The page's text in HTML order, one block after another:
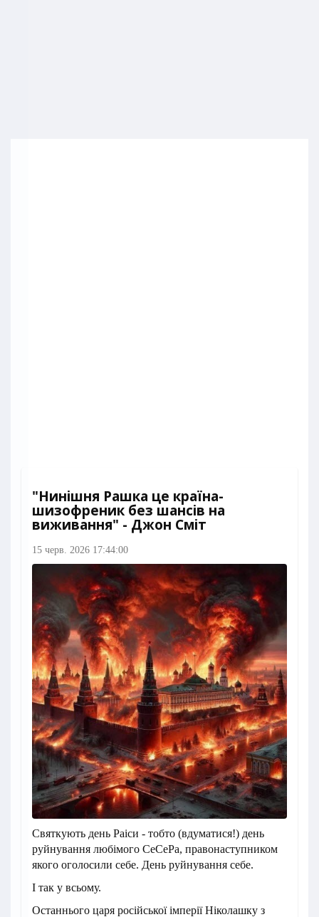
"Нинішня Рашка це країна-
шизофреник без шансів на
виживання" - Джон Сміт
15 черв. 2026 17:44:00
Святкують день Раіси - тобто (вдуматися!) день
руйнування любімого СеСеРа, правонаступником
якого оголосили себе. День руйнування себе.
І так у всьому.
Останнього царя російської імперії Ніколашку з